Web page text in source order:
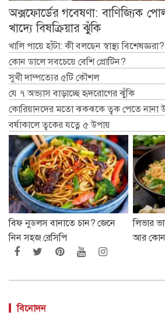
অক্সফোর্ডের গবেষণা: বাণিজ্যিক
খাদ্যে বিষক্রিয়ার ঝুঁকি
খালি পায়ে হাঁটা: কী বলছেন স্বাস্থ্য বিশেষজ্ঞরা?
কোন ডালে সবচেয়ে বেশি প্রোটিন?
সুখী দাম্পত্যের ৫টি কৌশল
যে ৭ অভ্যাস বাড়াচ্ছে হৃদরোগের ঝুঁকি
কোরিয়ানদের মতো ঝকঝকে ত্বক পেতে নানা
বর্ষাকালে ত্বকের যত্নে ৫ উপায়
বিফ নুডলস বানাতে চান? জেনে
নিন সহজ রেসিপি
লিভার
আর কোন
বিনোদন